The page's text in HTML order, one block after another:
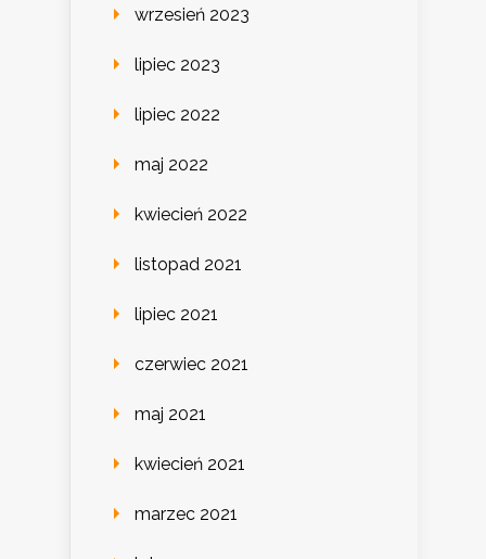
wrzesień 2023
lipiec 2023
lipiec 2022
maj 2022
kwiecień 2022
listopad 2021
lipiec 2021
czerwiec 2021
maj 2021
kwiecień 2021
marzec 2021